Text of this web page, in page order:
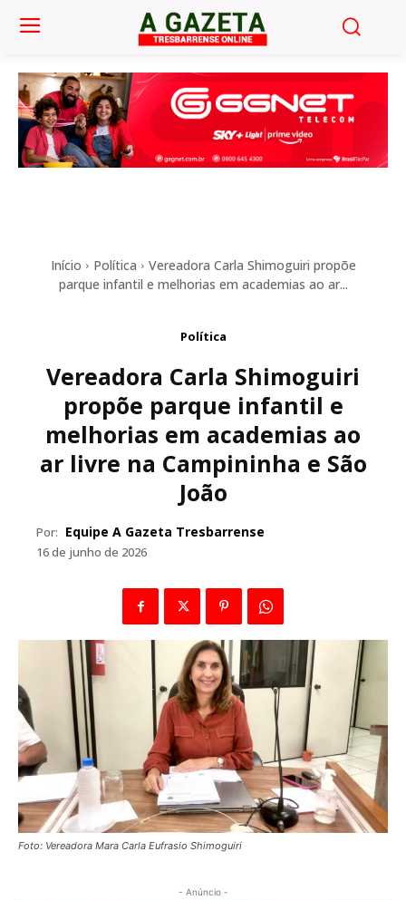
Início Política
Vereadora Carla Shimoguiri propõe
parque infantil e melhorias em academias ao ar...
Política
Vereadora Carla Shimoguiri
propõe parque infantil e
melhorias em academias ao
ar livre na Campininha e São
João
Por: Equipe A Gazeta Tresbarrense
16 de junho de 2026
Foto: Vereadora Mara Carla Eufrasio Shimoguiri
- Anúncio -